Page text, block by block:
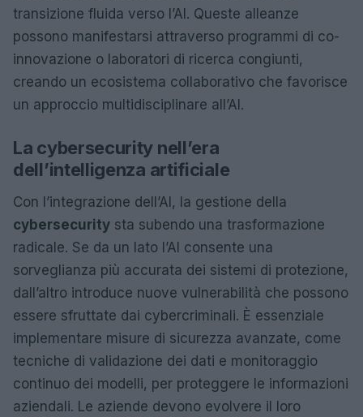
transizione fluida verso l’AI. Queste alleanze
possono manifestarsi attraverso programmi di co-
innovazione o laboratori di ricerca congiunti,
creando un ecosistema collaborativo che favorisce
un approccio multidisciplinare all’AI.
La cybersecurity nell’era
dell’intelligenza artificiale
Con l’integrazione dell’AI, la gestione della
cybersecurity sta subendo una trasformazione
radicale. Se da un lato l’AI consente una
sorveglianza più accurata dei sistemi di protezione,
dall’altro introduce nuove vulnerabilità che possono
essere sfruttate dai cybercriminali. È essenziale
implementare misure di sicurezza avanzate, come
tecniche di validazione dei dati e monitoraggio
continuo dei modelli, per proteggere le informazioni
aziendali. Le aziende devono evolvere il loro